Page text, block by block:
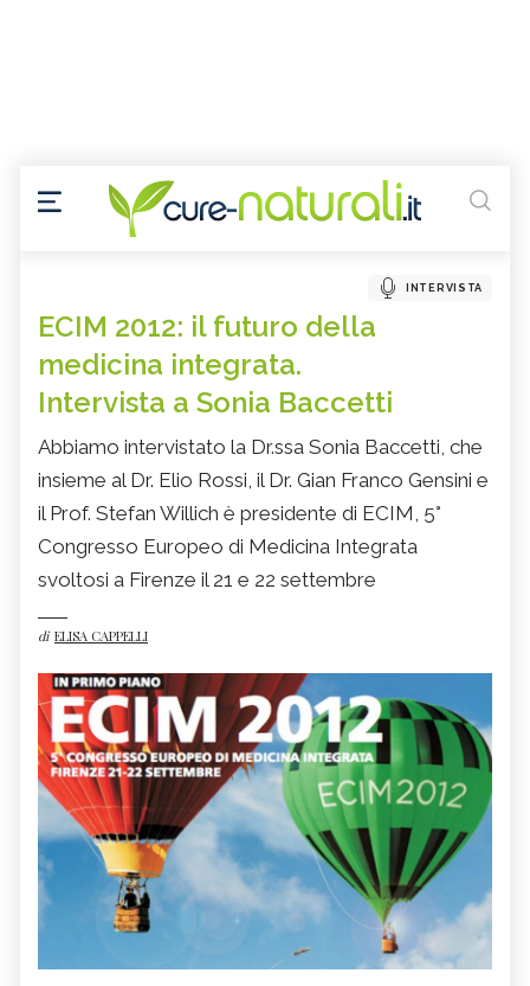
INTERVISTA
ECIM 2012: il futuro della
medicina integrata.
Intervista a Sonia Baccetti
Abbiamo intervistato la Dr.ssa Sonia Baccetti, che
insieme al Dr. Elio Rossi, il Dr. Gian Franco Gensini e
il Prof. Stefan Willich è presidente di ECIM, 5°
Congresso Europeo di Medicina Integrata
svoltosi a Firenze il 21 e 22 settembre
di ELISA CAPPELLI